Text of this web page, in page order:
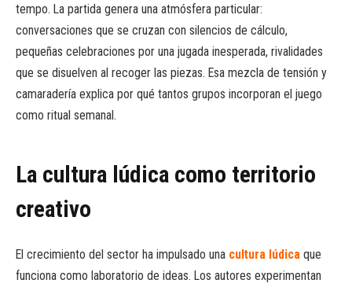
tempo. La partida genera una atmósfera particular:
conversaciones que se cruzan con silencios de cálculo,
pequeñas celebraciones por una jugada inesperada, rivalidades
que se disuelven al recoger las piezas. Esa mezcla de tensión y
camaradería explica por qué tantos grupos incorporan el juego
como ritual semanal.
La cultura lúdica como territorio
creativo
El crecimiento del sector ha impulsado una cultura lúdica que
funciona como laboratorio de ideas. Los autores experimentan